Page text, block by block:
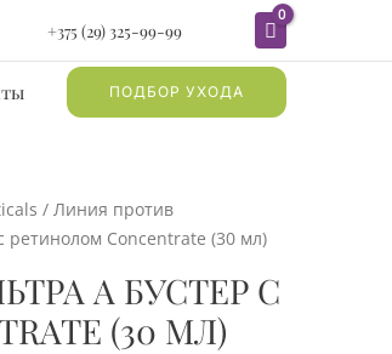
+375 (29) 325-99-99
ПОДБОР УХОДА
/ Линия против
ретинолом Concentrate (30 мл)
А БУСТЕР С
(30 МЛ)